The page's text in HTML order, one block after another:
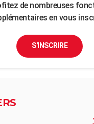
de nombreuses
en vous
S'INSCRIRE